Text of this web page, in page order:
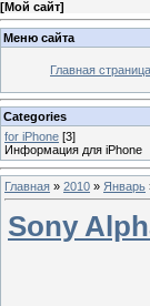
[Мой сайт]
Меню сайта
Главная страница
Categories
for iPhone [3]
Информация для iPhone
Главная » 2010 » Январь
Sony